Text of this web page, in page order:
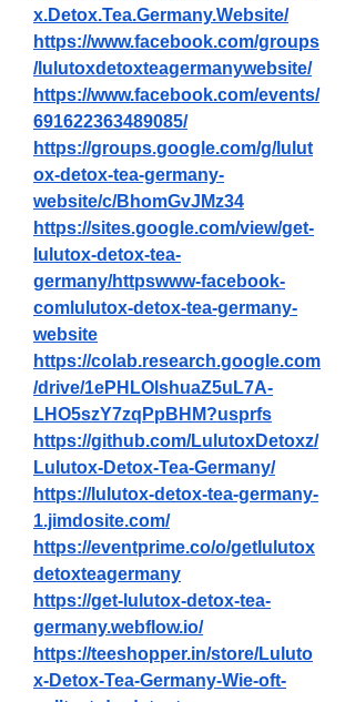
x.Detox.Tea.Germany.Website/
https://www.facebook.com/groups
/lulutoxdetoxteagermanywebsite/
https://www.facebook.com/events/
691622363489085/
https://groups.google.com/g/lulut
ox-detox-tea-germany-
website/c/BhomGvJMz34
https://sites.google.com/view/get-
lulutox-detox-tea-
germany/httpswww-facebook-
comlulutox-detox-tea-germany-
website
https://colab.research.google.com
/drive/1ePHLOlshuaZ5uL7A-
LHO5szY7zqPpBHM?usprfs
https://github.com/LulutoxDetoxz/
Lulutox-Detox-Tea-Germany/
https://lulutox-detox-tea-germany-
1.jimdosite.com/
https://eventprime.co/o/getlulutox
detoxteagermany
https://get-lulutox-detox-tea-
germany.webflow.io/
https://teeshopper.in/store/Luluto
x-Detox-Tea-Germany-Wie-oft-